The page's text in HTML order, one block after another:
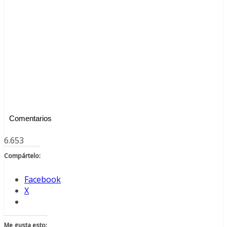
Comentarios
6.653
Compártelo:
Facebook
X
Me gusta esto: